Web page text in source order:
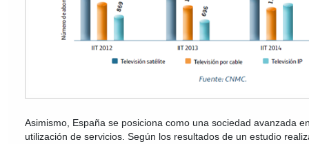
Asimismo, España se posiciona como una sociedad avanzada
utilización de servicios. Según los resultados de un estudio